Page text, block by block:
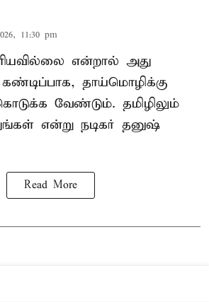
11:30 pm
என்றால் அது
தாய்மொழிக்கு
வேண்டும். தமிழிலும்
என்று நடிகர் தனுஷ்
Read More